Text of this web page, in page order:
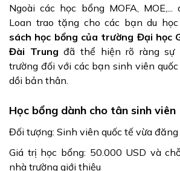
Ngoài các học bổng MOFA,
Loan trao tặng cho các bạn du
sách học bổng của trường Đại học
Đài Trungđã thể hiện rõ ràng sự
trường đối với các bạn sinh viên
dồi bản thân.
Học bổng dành cho tân sinh viên
Đối tượng: Sinh viên quốc tế vừa
Giá trị học bổng: 50.000 USD và
nhà trường giới thiệu